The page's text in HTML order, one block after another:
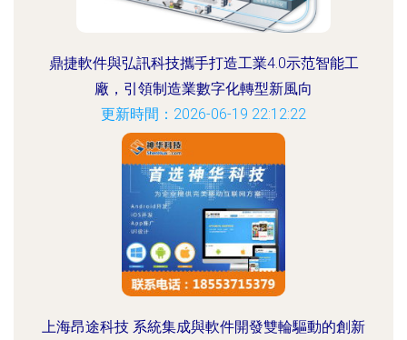
鼎捷軟件與弘訊科技攜手打造工業4.0示范智能工
廠，引領制造業數字化轉型新風向
更新時間：2026-06-19 22:12:22
上海昂途科技 系統集成與軟件開發雙輪驅動的創新